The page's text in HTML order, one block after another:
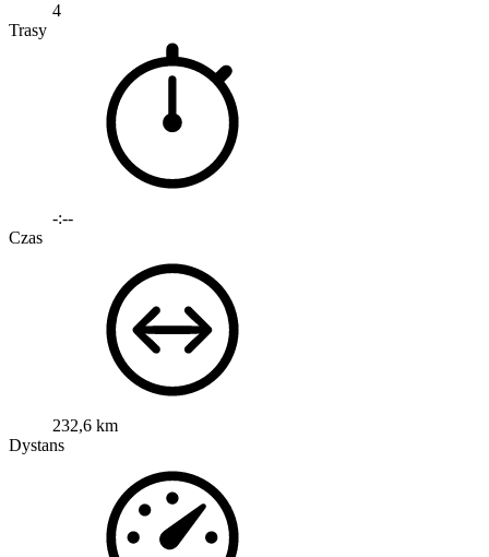
4
Trasy
-:--
Czas
232,6 km
Dystans